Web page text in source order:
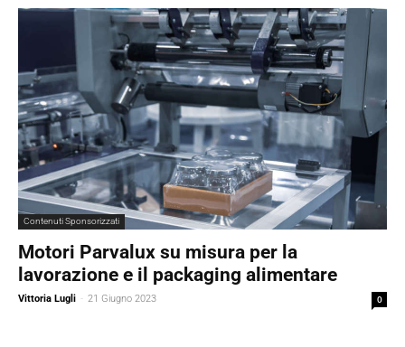
Contenuti Sponsorizzati
Motori Parvalux su misura per la
lavorazione e il packaging alimentare
Vittoria Lugli - 21 Giugno 2023 0